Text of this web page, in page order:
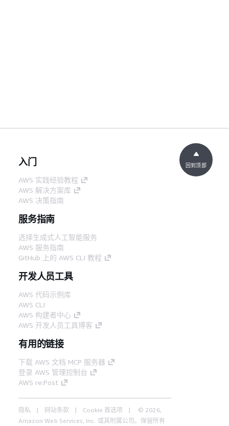
入门
AWS 实践经验教程
AWS 解决方案库
AWS 决策指南
服务指南
选择生成式人工智能服务
AWS 服务指南
GitHub 上的 AWS CLI 教程
开发人员工具
AWS 代码示例库
AWS CLI
AWS 构建者中心
AWS 开发人员工具博客
有用的链接
下载 AWS 文档 MCP 服务器
登录 AWS 管理控制台
AWS re:Post
隐私 网站条款 Cookie 首选项
© 2026,
Amazon Web Services, Inc. 或其附属公司。保留所有
回到顶部